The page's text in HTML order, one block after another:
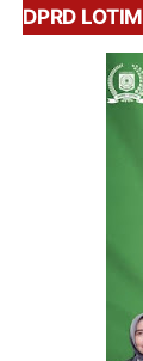
DPRD LOTIM